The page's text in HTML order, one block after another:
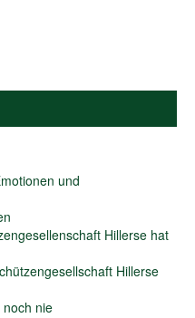
und
Hillerse hat
Hillerse
nie